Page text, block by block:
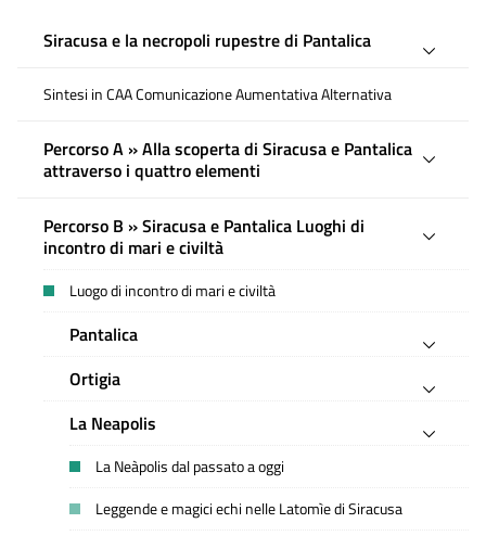
Siracusa e la necropoli rupestre di Pantalica
Sintesi in CAA Comunicazione Aumentativa Alternativa
Percorso A » Alla scoperta di Siracusa e Pantalica
attraverso i quattro elementi
Percorso B » Siracusa e Pantalica Luoghi di
incontro di mari e civiltà
Luogo di incontro di mari e civiltà
Pantalica
Ortigia
La Neapolis
La Neàpolis dal passato a oggi
Leggende e magici echi nelle Latomìe di Siracusa